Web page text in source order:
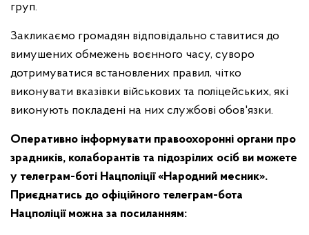
груп.
Закликаємо громадян відповідально ставитися до
вимушених обмежень воєнного часу, суворо
дотримуватися встановлених правил, чітко
виконувати вказівки військових та поліцейських, які
виконують покладені на них службові обов'язки.
Оперативно інформувати правоохоронні органи про
зрадників, колаборантів та підозрілих осіб ви можете
у телеграм-боті Нацполіції «Народний месник».
Приєднатись до офіційного телеграм-бота
Нацполіції можна за посиланням: